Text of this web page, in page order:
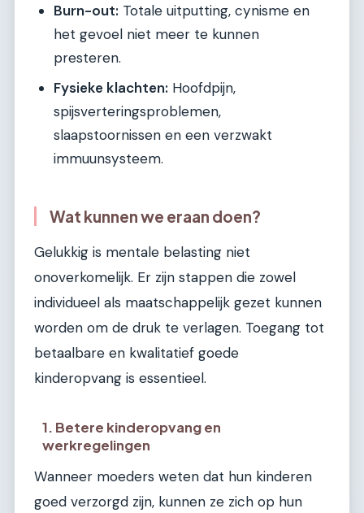
Burn-out: Totale uitputting, cynisme en
het gevoel niet meer te kunnen
presteren.
Fysieke klachten: Hoofdpijn,
spijsverteringsproblemen,
slaapstoornissen en een verzwakt
immuunsysteem.
Wat kunnen we eraan doen?
Gelukkig is mentale belasting niet
onoverkomelijk. Er zijn stappen die zowel
individueel als maatschappelijk gezet kunnen
worden om de druk te verlagen. Toegang tot
betaalbare en kwalitatief goede
kinderopvang is essentieel.
1. Betere kinderopvang en
werkregelingen
Wanneer moeders weten dat hun kinderen
goed verzorgd zijn, kunnen ze zich op hun